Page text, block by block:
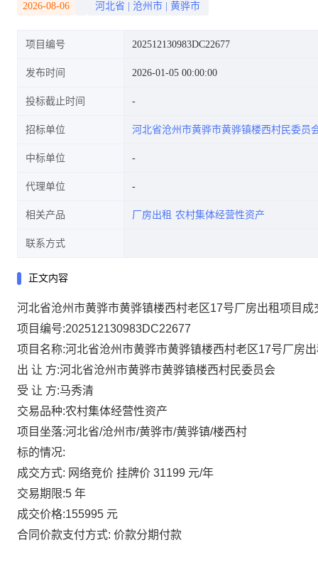
2026-08-06 河北省 沧州市 黄骅市
项目编号 202512130983DC22677
发布时间 2026-01-05 00:00:00
投标截止时间
招标单位 河北省沧州市黄骅市黄骅镇楼西村民委员
中标单位
代理单位
相关产品 厂房出租 农村集体经营性资产
联系方式
正文内容
河北省沧州市黄骅市黄骅镇楼西村老区17号厂房出租项目成
项目编号:202512130983DC22677
项目名称:河北省沧州市黄骅市黄骅镇楼西村老区17号厂房
出 让 方:河北省沧州市黄骅市黄骅镇楼西村民委员会
受 让 方:马秀清
交易品种:农村集体经营性资产
项目坐落:河北省/沧州市/黄骅市/黄骅镇/楼西村
标的情况:
成交方式: 网络竞价 挂牌价 31199 元/年
交易期限:5 年
成交价格:155995 元
合同价款支付方式: 价款分期付款